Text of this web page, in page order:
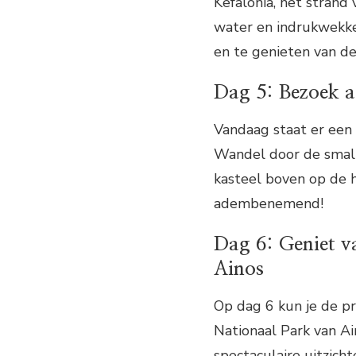
water en
en te genieten van
Dag 5: Bezoek
Vandaag staat er
Wandel door de
kasteel boven op de
adembenemend!
Dag 6: Geniet
Ainos
Op dag 6 kun je de
Nationaal Park van